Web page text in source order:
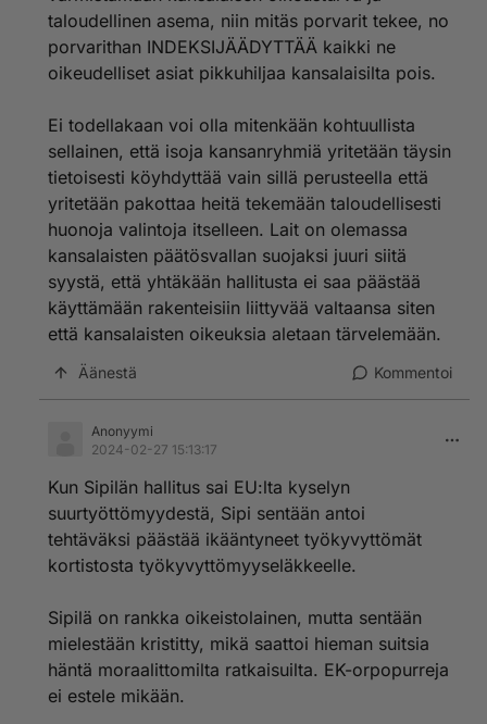
taloudellinen asema, niin mitäs porvarit tekee, no
porvarithan INDEKSIJÄÄDYTTÄÄ kaikki ne
oikeudelliset asiat pikkuhiljaa kansalaisilta pois.
Ei todellakaan voi olla mitenkään kohtuullista
sellainen, että isoja kansanryhmiä yritetään täysin
tietoisesti köyhdyttää vain sillä perusteella että
yritetään pakottaa heitä tekemään taloudellisesti
huonoja valintoja itselleen. Lait on olemassa
kansalaisten päätösvallan suojaksi juuri siitä
syystä, että yhtäkään hallitusta ei saa päästää
käyttämään rakenteisiin liittyvää valtaansa siten
että kansalaisten oikeuksia aletaan tärvelemään.
Äänestä Kommentoi
Anonyymi
2024-02-27 15:13:17
Kun Sipilän hallitus sai EU:lta kyselyn
suurtyöttömyydestä, Sipi sentään antoi
tehtäväksi päästää ikääntyneet työkyvyttömät
kortistosta työkyvyttömyyseläkkeelle.
Sipilä on rankka oikeistolainen, mutta sentään
mielestään kristitty, mikä saattoi hieman suitsia
häntä moraalittomilta ratkaisuilta. EK-orpopurreja
ei estele mikään.